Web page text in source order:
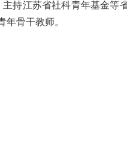
主持江苏省社科青年基金
年骨干教师。